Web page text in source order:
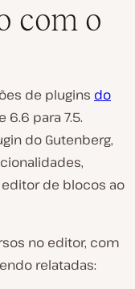
com o
de plugins do
para 7.5.
do Gutenberg,
de blocos ao
no editor, com
relatadas: